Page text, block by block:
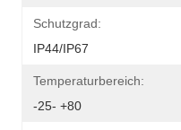
Schutzgrad:
IP44/IP67
Temperaturbereich:
-25- +80